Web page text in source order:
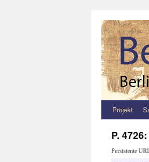
Zum
springen
Projekt
P. 4726:
Persistente